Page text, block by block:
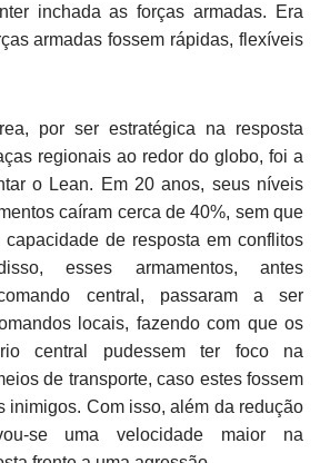
inchada as forças armadas. Era
armadas fossem rápidas, flexíveis
por ser estratégica na resposta
regionais ao redor do globo, foi a
o Lean. Em 20 anos, seus níveis
caíram cerca de 40%, sem que
de resposta em conflitos
esses armamentos, antes
central, passaram a ser
locais, fazendo com que os
central pudessem ter foco na
de transporte, caso estes fossem
inimigos. Com isso, além da redução
se uma velocidade maior na